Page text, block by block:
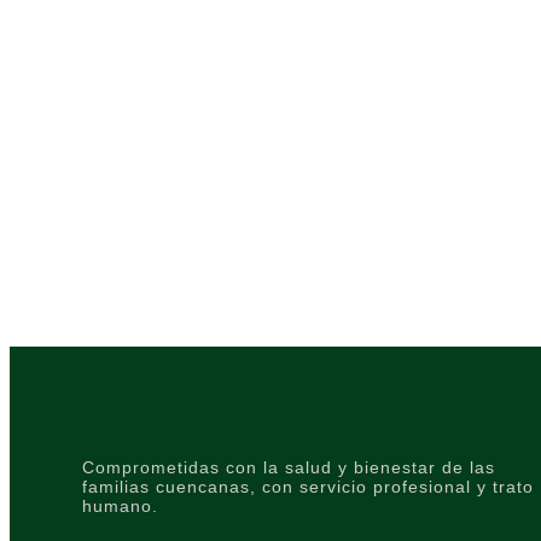
Comprometidas con la salud y bienestar de las
familias cuencanas, con servicio profesional y trato
humano.